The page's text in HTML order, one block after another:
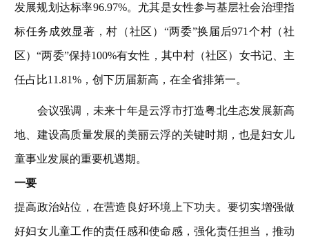
发展规划达标率96.97%。尤其是女性参与基层社会治理指
标任务成效显著，村（社区）“两委”换届后971个村（社
区）“两委”保持100%有女性，其中村（社区）女书记、主
任占比11.81%，创下历届新高，在全省排第一。
会议强调，未来十年是云浮市打造粤北生态发展新高
地、建设高质量发展的美丽云浮的关键时期，也是妇女儿
童事业发展的重要机遇期。
一要
提高政治站位，在营造良好环境上下功夫。要切实增强做
好妇女儿童工作的责任感和使命感，强化责任担当，推动